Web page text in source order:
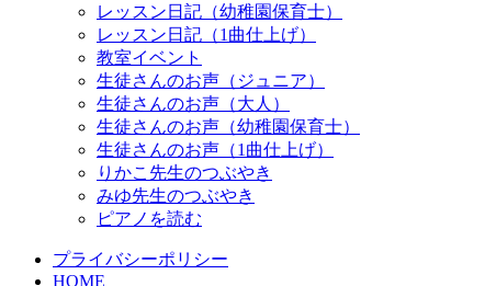
レッスン日記（幼稚園保育士）
レッスン日記（1曲仕上げ）
教室イベント
生徒さんのお声（ジュニア）
生徒さんのお声（大人）
生徒さんのお声（幼稚園保育士）
生徒さんのお声（1曲仕上げ）
りかこ先生のつぶやき
みゆ先生のつぶやき
ピアノを読む
プライバシーポリシー
HOME